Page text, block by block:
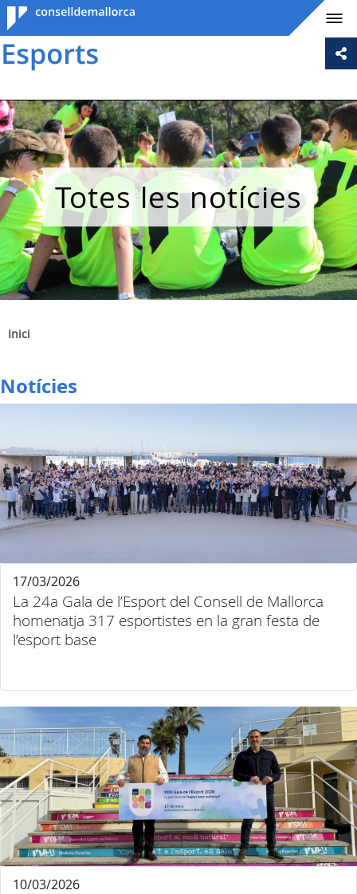
Consell de
Mallorca
Totes les notícies
Inici
Notícies
La 24a Gala de l’Esport del Consell de Mallorca
homenatja 317 esportistes en la gran festa de
l’esport base
17/03/2026
10/03/2026